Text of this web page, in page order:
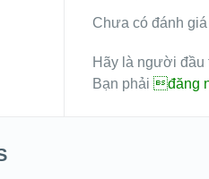
Chưa có đánh giá
Hãy là người đầu
Bạn phải đăng